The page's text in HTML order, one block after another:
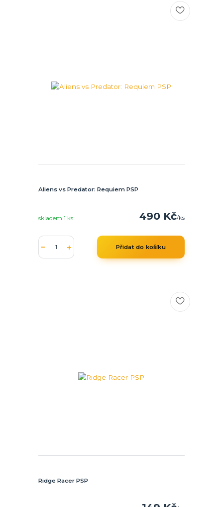
Aliens vs Predator: Requiem PSP
490 Kč/ks
skladem 1 ks
Přidat do košíku
Ridge Racer PSP